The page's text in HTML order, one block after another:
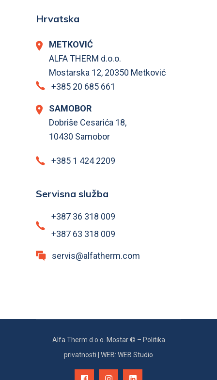
Hrvatska
METKOVIĆ
ALFA THERM d.o.o.
Mostarska 12, 20350 Metković
+385 20 685 661
SAMOBOR
Dobriše Cesarića 18,
10430 Samobor
+385 1 424 2209
Servisna služba
+387 36 318 009
+387 63 318 009
servis@alfatherm.com
Alfa Therm d.o.o. Mostar © – Politika
privatnosti
WEB: WEB Studio